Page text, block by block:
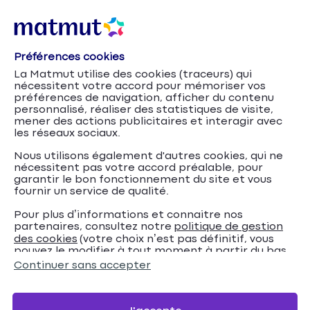
Accueil Assurance Habitation Conseils
Entre le
locataire et le bailleur, qui doit payer l'assurance
habitation ?
Préférences cookies
La Matmut utilise des cookies (traceurs) qui
nécessitent votre accord pour mémoriser vos
préférences de navigation, afficher du contenu
personnalisé, réaliser des statistiques de visite,
mener des actions publicitaires et interagir avec
les réseaux sociaux.
Nous utilisons également d'autres cookies, qui ne
nécessitent pas votre accord préalable, pour
garantir le bon fonctionnement du site et vous
fournir un service de qualité.
Pour plus d’informations et connaitre nos
partenaires, consultez notre politique de gestion
des cookies (votre choix n’est pas définitif, vous
pouvez le modifier à tout moment à partir du bas
de page de notre site).
Continuer sans accepter